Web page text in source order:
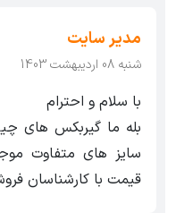
مدیر سایت
شنبه 08 اردیبهشت 1403
با سلام و احترام
بله ما گیربکس های
سایز های متفاوت
قیمت با کارشناسان